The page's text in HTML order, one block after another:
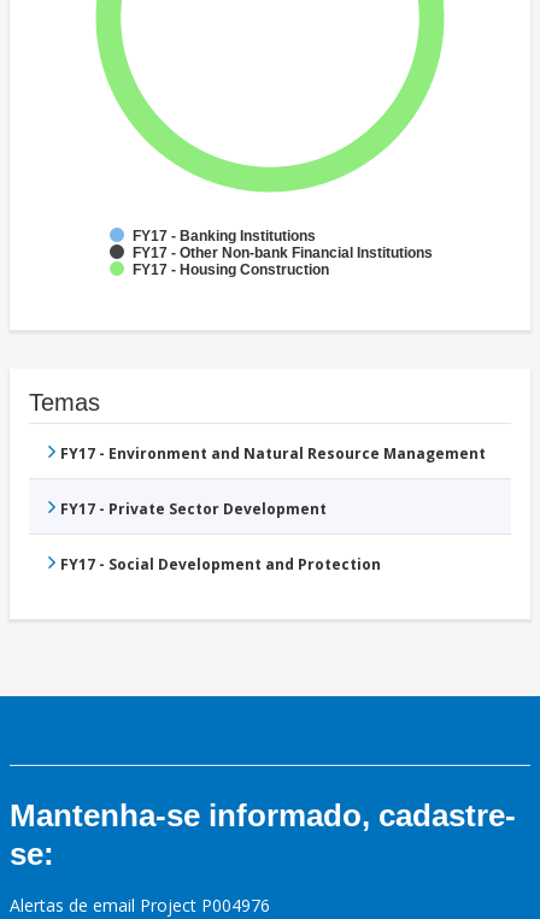
FY17 - Banking Institutions
FY17 - Other Non-bank Financial Institutions
FY17 - Housing Construction
Temas
FY17 - Environment and Natural Resource Management
FY17 - Private Sector Development
FY17 - Social Development and Protection
Mantenha-se informado, cadastre-
se:
Alertas de email Project P004976